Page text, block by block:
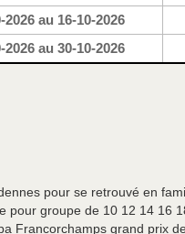
2026 au 16-10-2026
2026 au 30-10-2026
pour se retrouvé en
pour groupe de 10 12 14 16
Francorchamps grand prix